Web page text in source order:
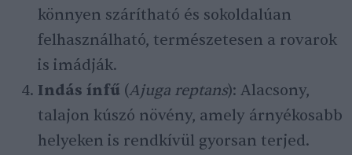
könnyen szárítható és sokoldalúan
felhasználható, természetesen a rovarok
is imádják.
Indás ínfű (Ajuga reptans): Alacsony,
talajon kúszó növény, amely árnyékosabb
helyeken is rendkívül gyorsan terjed.